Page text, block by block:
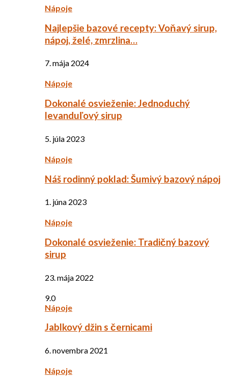
Nápoje
Najlepšie bazové recepty: Voňavý sirup,
nápoj, želé, zmrzlina…
7. mája 2024
Nápoje
Dokonalé osvieženie: Jednoduchý
levanduľový sirup
5. júla 2023
Nápoje
Náš rodinný poklad: Šumivý bazový nápoj
1. júna 2023
Nápoje
Dokonalé osvieženie: Tradičný bazový
sirup
23. mája 2022
9.0
Nápoje
Jablkový džin s černicami
6. novembra 2021
Nápoje